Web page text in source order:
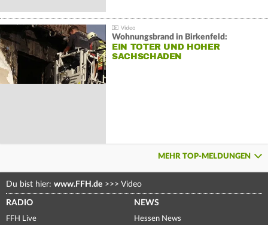
Wohnungsbrand in Birkenfeld:
EIN TOTER UND HOHER
SACHSCHADEN
MEHR TOP-MELDUNGEN
Du bist hier: www.FFH.de >>> Video
RADIO
FFH Live
NEWS
Hessen News